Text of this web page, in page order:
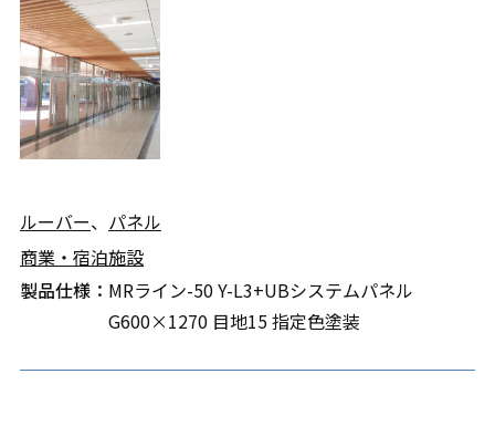
ルーバー、 パネル
商業・宿泊施設
製品仕様： MRライン-50 Y-L3+UBシステムパネル
G600×1270 目地15 指定色塗装